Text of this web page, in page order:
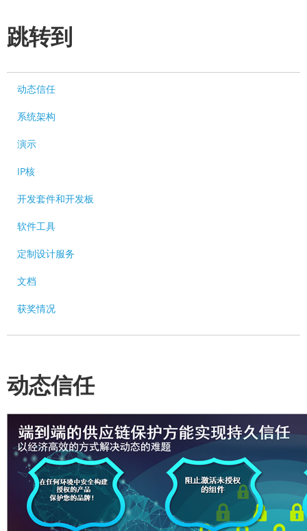
跳转到
动态信任
系统架构
演示
IP核
开发套件和开发板
软件工具
定制设计服务
文档
获奖情况
动态信任